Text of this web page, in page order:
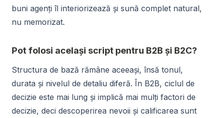
buni agenți îl interiorizează și sună complet natural,
nu memorizat.
Pot folosi același script pentru B2B și B2C?
Structura de bază rămâne aceeași, însă tonul,
durata și nivelul de detaliu diferă. În B2B, ciclul de
decizie este mai lung și implică mai mulți factori de
decizie, deci descoperirea nevoii și calificarea sunt